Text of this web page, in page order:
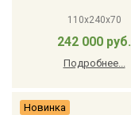
110x240x70
242 000 руб.
Подробнее...
Новинка